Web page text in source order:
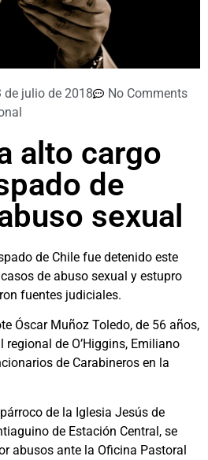
de julio de 2018
No Comments
alto cargo
de
sexual
de Chile fue detenido este
de abuso sexual y estupro
fuentes judiciales.
Óscar Muñoz Toledo, de 56 años,
de O’Higgins, Emiliano
de Carabineros en la
de la Iglesia Jesús de
de Estación Central, se
abusos ante la Oficina Pastoral